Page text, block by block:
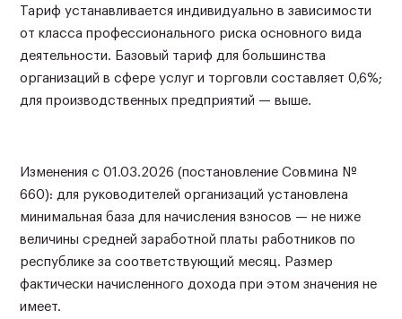
Тариф устанавливается индивидуально в зависимости
от класса профессионального риска основного вида
деятельности. Базовый тариф для большинства
организаций в сфере услуг и торговли составляет 0,6%;
для производственных предприятий — выше.
Изменения с 01.03.2026 (постановление Совмина №
660): для руководителей организаций установлена
минимальная база для начисления взносов — не ниже
величины средней заработной платы работников по
республике за соответствующий месяц. Размер
фактически начисленного дохода при этом значения не
имеет.